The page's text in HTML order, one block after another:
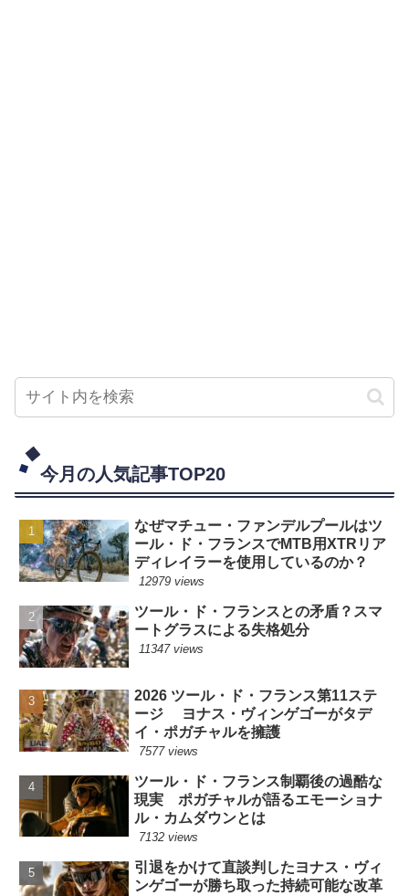
今月の人気記事TOP20
なぜマチュー・ファンデルプールはツ
ール・ド・フランスでMTB用XTRリア
ディレイラーを使用しているのか？
12979 views
ツール・ド・フランスとの矛盾？スマ
ートグラスによる失格処分
11347 views
2026 ツール・ド・フランス第11ステ
ージ ヨナス・ヴィンゲゴーがタデ
イ・ポガチャルを擁護
7577 views
ツール・ド・フランス制覇後の過酷な
現実 ポガチャルが語るエモーショナ
ル・カムダウンとは
7132 views
引退をかけて直談判したヨナス・ヴィ
ンゲゴーが勝ち取った持続可能な改革